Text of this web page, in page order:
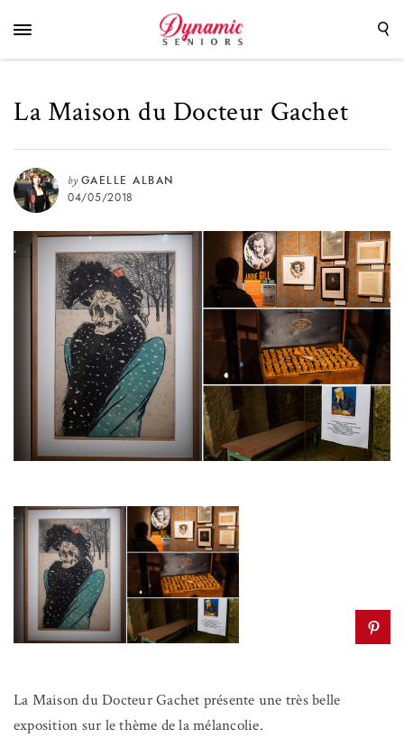
La Maison du Docteur Gachet
by GAELLE ALBAN
04/05/2018
La Maison du Docteur Gachet présente une très belle
exposition sur le thème de la mélancolie.